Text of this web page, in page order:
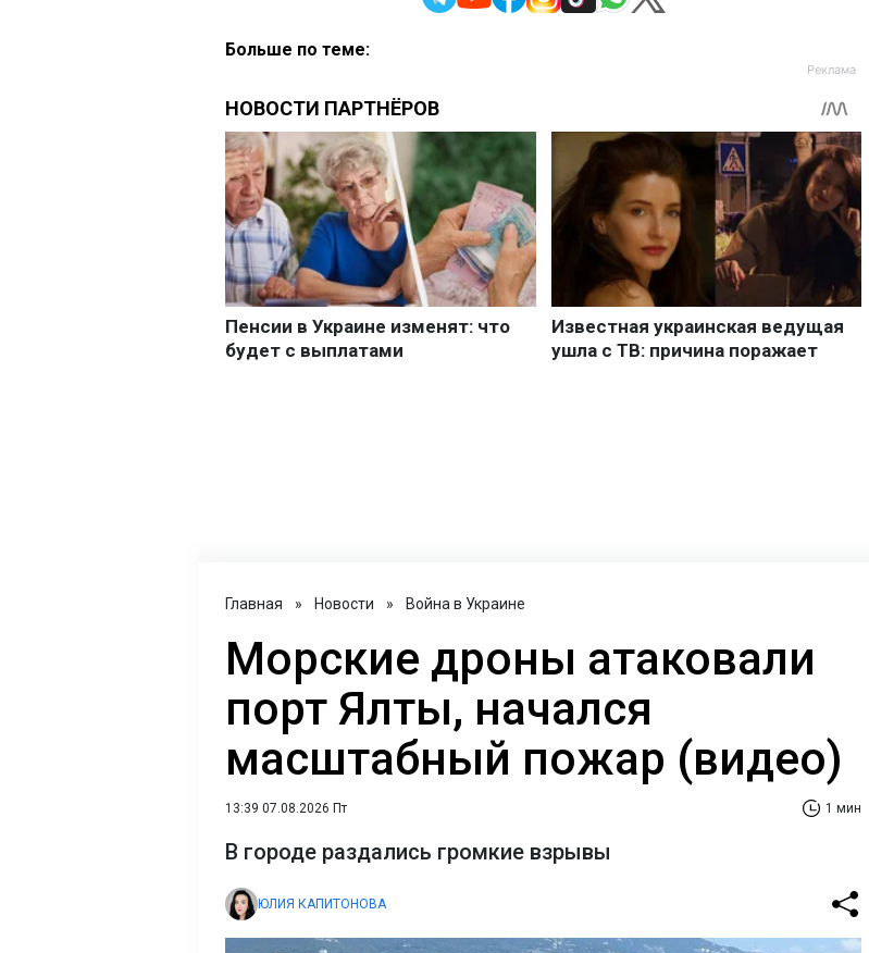
Больше по теме:
Главная » Новости » Война в Украине
Морские дроны атаковали
порт Ялты, начался
масштабный пожар (видео)
13:39 07.08.2026 Пт 1 мин
В городе раздались громкие взрывы
ЮЛИЯ КАПИТОНОВА